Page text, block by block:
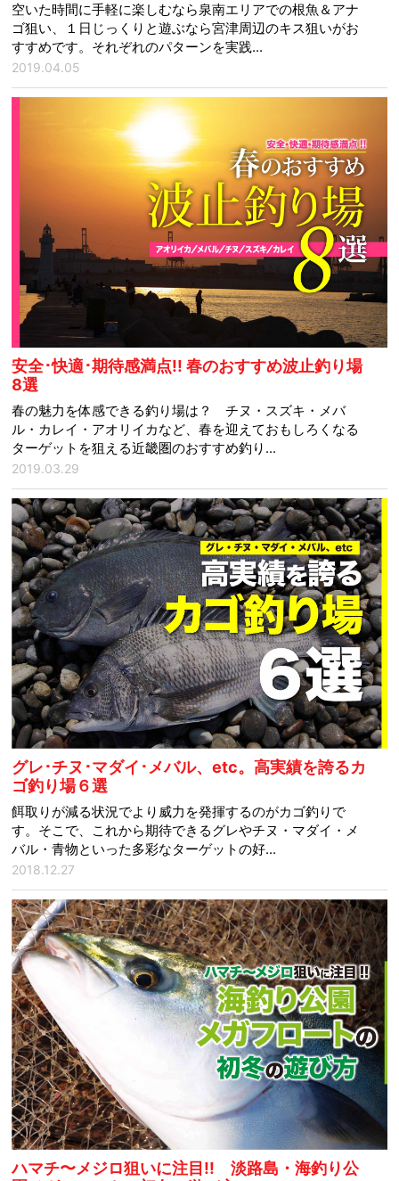
空いた時間に手軽に楽しむなら泉南エリアでの根魚＆アナ
ゴ狙い、１日じっくりと遊ぶなら宮津周辺のキス狙いがお
すすめです。それぞれのパターンを実践...
2019.04.05
安全･快適･期待感満点!! 春のおすすめ波止釣り場
8選
春の魅力を体感できる釣り場は？ チヌ・スズキ・メバ
ル・カレイ・アオリイカなど、春を迎えておもしろくなる
ターゲットを狙える近畿圏のおすすめ釣り...
2019.03.29
グレ･チヌ･マダイ･メバル、etc。高実績を誇るカ
ゴ釣り場６選
餌取りが減る状況でより威力を発揮するのがカゴ釣りで
す。そこで、これから期待できるグレやチヌ・マダイ・メ
バル・青物といった多彩なターゲットの好...
2018.12.27
ハマチ〜メジロ狙いに注目!! 淡路島・海釣り公